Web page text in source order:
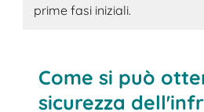
prime fasi iniziali.
Come si può
sicurezza